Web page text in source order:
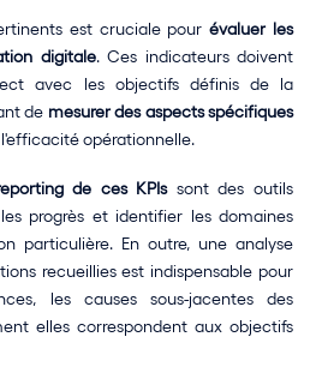
est cruciale pour évaluer les
digitale. Ces indicateurs doivent
avec les objectifs définis de la
de mesurer des aspects spécifiques
opérationnelle.
de ces KPIs sont des outils
progrès et identifier les domaines
particulière. En outre, une analyse
recueillies est indispensable pour
les causes sous-jacentes des
elles correspondent aux objectifs